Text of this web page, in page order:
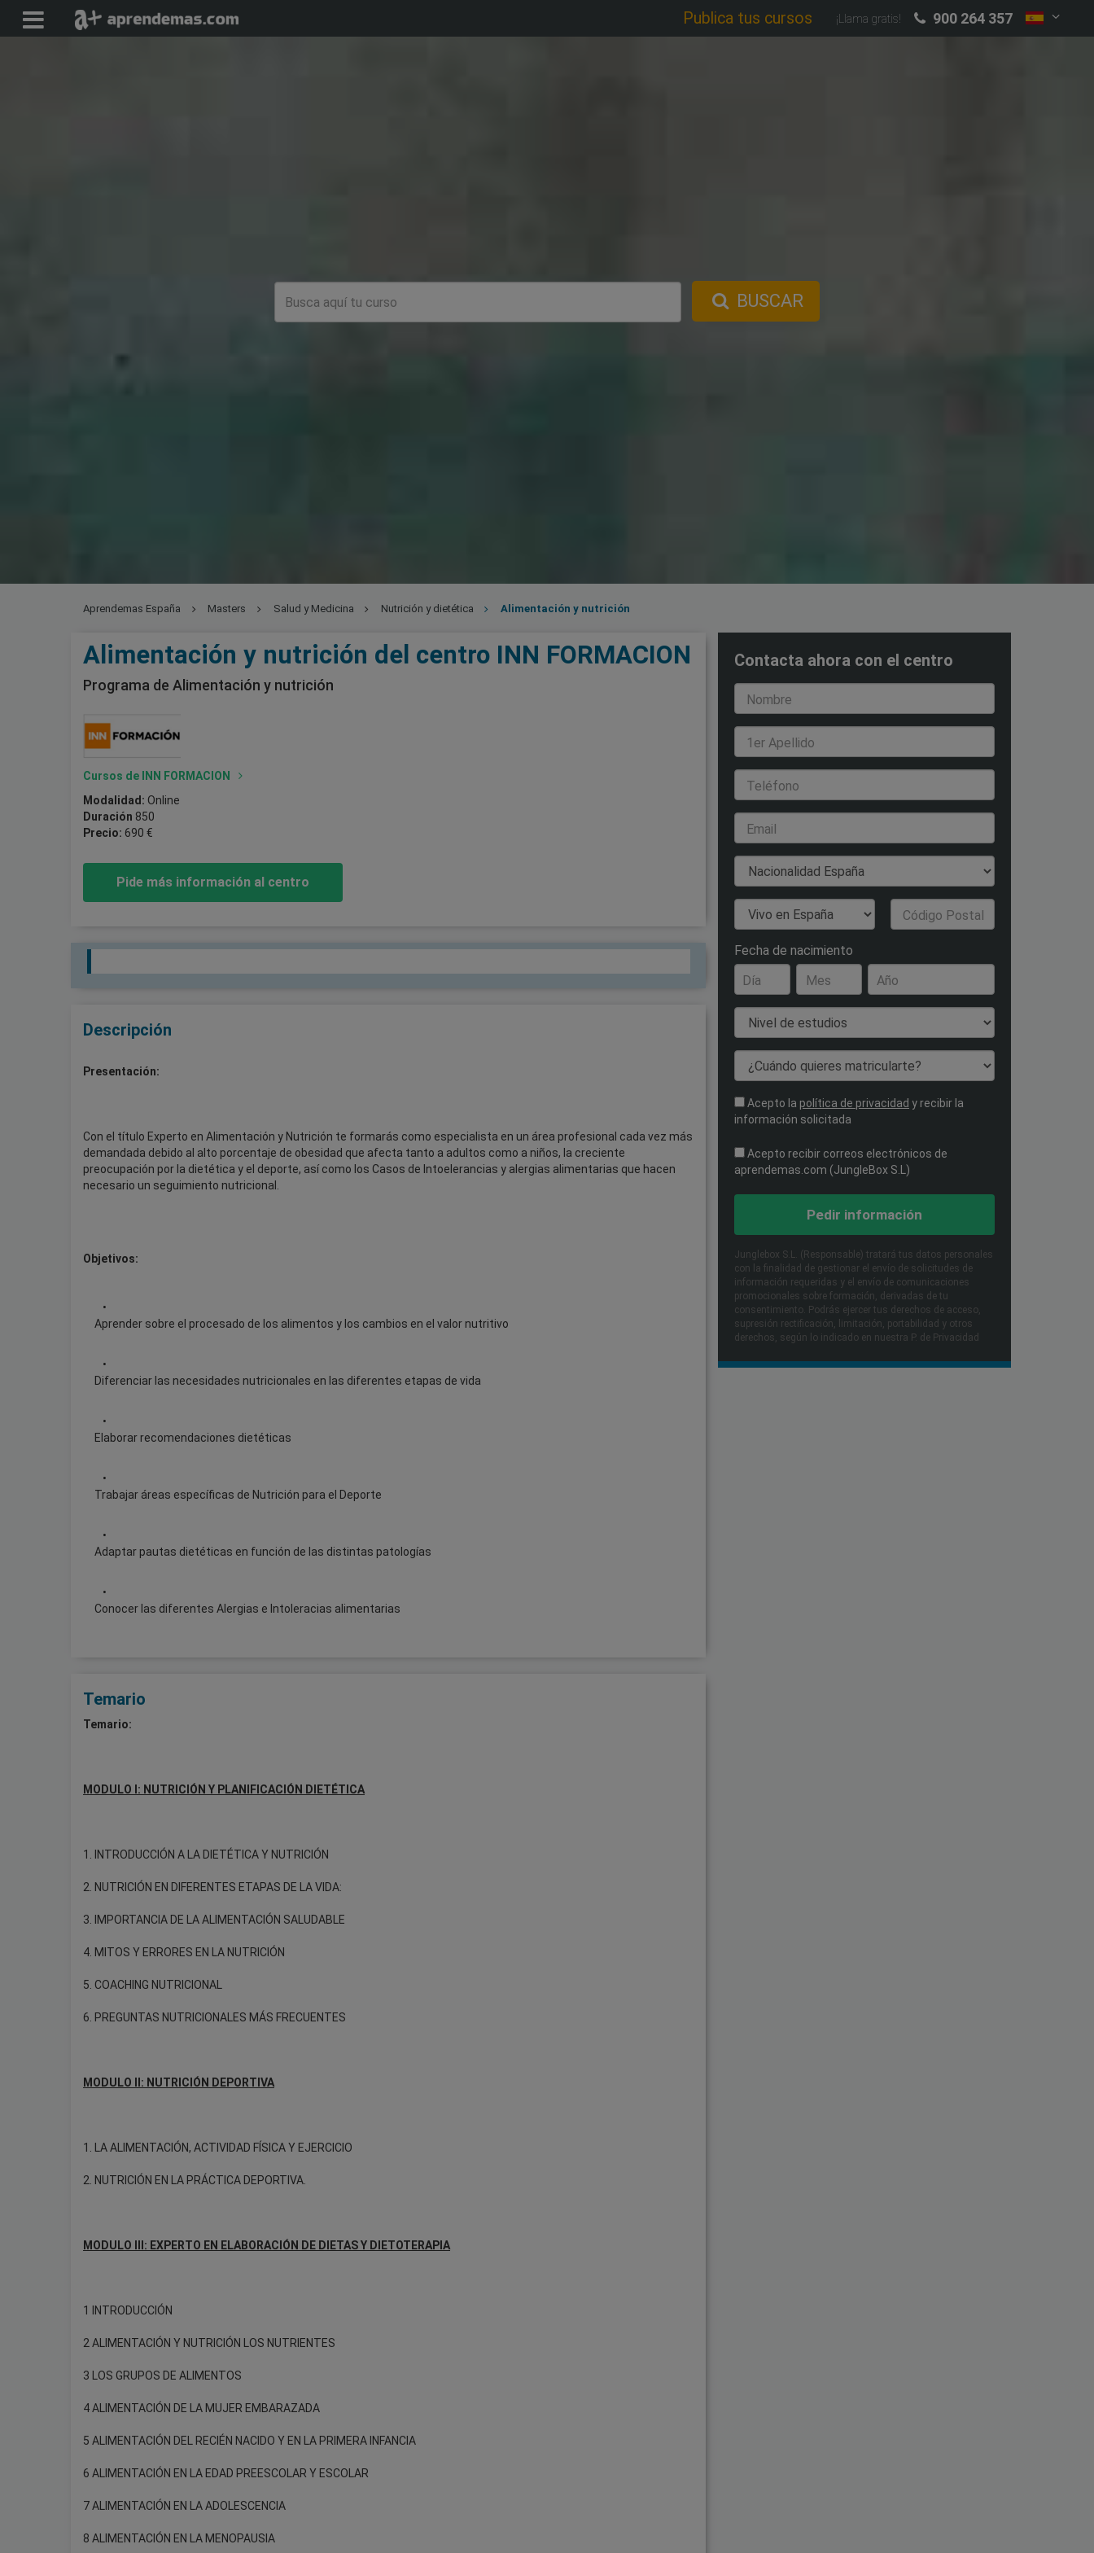
Publica tus cursos ¡Llama gratis! 900 264 357
BUSCAR
Aprendemas España Masters Salud y Medicina Nutrición y dietética Alimentación y nutrición
Alimentación y nutrición del centro INN FORMACION
Programa de Alimentación y nutrición
Cursos de INN FORMACION
Modalidad: Online
Duración 850
Precio: 690 €
Pide más información al centro
Descripción
Presentación:
Con el título Experto en Alimentación y Nutrición te formarás como especialista en un área profesional cada vez más
demandada debido al alto porcentaje de obesidad que afecta tanto a adultos como a niños, la creciente
preocupación por la dietética y el deporte, así como los Casos de Intoelerancias y alergias alimentarias que hacen
necesario un seguimiento nutricional.
Objetivos:
Aprender sobre el procesado de los alimentos y los cambios en el valor nutritivo
Diferenciar las necesidades nutricionales en las diferentes etapas de vida
Elaborar recomendaciones dietéticas
Trabajar áreas específicas de Nutrición para el Deporte
Adaptar pautas dietéticas en función de las distintas patologías
Conocer las diferentes Alergias e Intoleracias alimentarias
Temario
Temario:
MODULO I: NUTRICIÓN Y PLANIFICACIÓN DIETÉTICA
1. INTRODUCCIÓN A LA DIETÉTICA Y NUTRICIÓN
2. NUTRICIÓN EN DIFERENTES ETAPAS DE LA VIDA:
3. IMPORTANCIA DE LA ALIMENTACIÓN SALUDABLE
4. MITOS Y ERRORES EN LA NUTRICIÓN
5. COACHING NUTRICIONAL
6. PREGUNTAS NUTRICIONALES MÁS FRECUENTES
MODULO II: NUTRICIÓN DEPORTIVA
1. LA ALIMENTACIÓN, ACTIVIDAD FÍSICA Y EJERCICIO
2. NUTRICIÓN EN LA PRÁCTICA DEPORTIVA.
MODULO III: EXPERTO EN ELABORACIÓN DE DIETAS Y DIETOTERAPIA
1 INTRODUCCIÓN
2 ALIMENTACIÓN Y NUTRICIÓN LOS NUTRIENTES
3 LOS GRUPOS DE ALIMENTOS
4 ALIMENTACIÓN DE LA MUJER EMBARAZADA
5 ALIMENTACIÓN DEL RECIÉN NACIDO Y EN LA PRIMERA INFANCIA
6 ALIMENTACIÓN EN LA EDAD PREESCOLAR Y ESCOLAR
7 ALIMENTACIÓN EN LA ADOLESCENCIA
8 ALIMENTACIÓN EN LA MENOPAUSIA
Contacta ahora con el centro
Nombre
1er Apellido
Teléfono
Email
Nacionalidad
País de Residencia Código Postal
Fecha de nacimiento
Día
Mes Año
Nivel de estudios
¿Cuándo quieres matricularte?
Acepto la política de privacidad y recibir la
información solicitada
Acepto recibir correos electrónicos de
aprendemas.com (JungleBox S.L)
Pedir información
Junglebox S.L. (Responsable) tratará tus datos personales
con la finalidad de gestionar el envío de solicitudes de
información requeridas y el envío de comunicaciones
promocionales sobre formación, derivadas de tu
consentimiento. Podrás ejercer tus derechos de acceso,
supresión rectificación, limitación, portabilidad y otros
derechos, según lo indicado en nuestra P. de Privacidad​